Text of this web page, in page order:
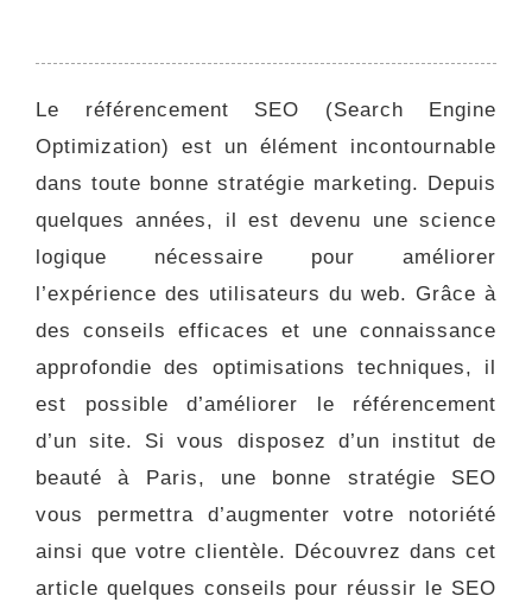
Le référencement SEO (Search Engine
Optimization) est un élément incontournable
dans toute bonne stratégie marketing. Depuis
quelques années, il est devenu une science
logique nécessaire pour améliorer
l’expérience des utilisateurs du web. Grâce à
des conseils efficaces et une connaissance
approfondie des optimisations techniques, il
est possible d’améliorer le référencement
d’un site. Si vous disposez d’un institut de
beauté à Paris, une bonne stratégie SEO
vous permettra d’augmenter votre notoriété
ainsi que votre clientèle. Découvrez dans cet
article quelques conseils pour réussir le SEO